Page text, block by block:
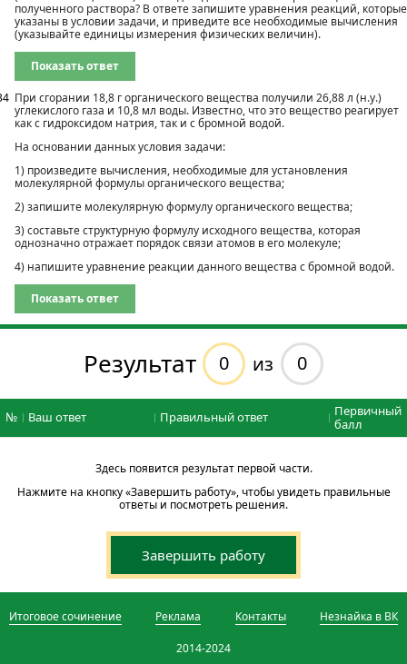
полученного раствора? В ответе запишите уравнения реакций, которые
указаны в условии задачи, и приведите все необходимые вычисления
(указывайте единицы измерения физических величин).
Показать ответ
При сгорании 18,8 г органического вещества получили 26,88 л (н.у.)
углекислого газа и 10,8 мл воды. Известно, что это вещество реагирует
как с гидроксидом натрия, так и с бромной водой.
На основании данных условия задачи:
1) произведите вычисления, необходимые для установления
молекулярной формулы органического вещества;
2) запишите молекулярную формулу органического вещества;
3) составьте структурную формулу исходного вещества, которая
однозначно отражает порядок связи атомов в его молекуле;
4) напишите уравнение реакции данного вещества с бромной водой.
Показать ответ
Результат 0 из 0
№ Ваш ответ Правильный ответ
Первичный
балл
Здесь появится результат первой части.
Нажмите на кнопку «Завершить работу», чтобы увидеть правильные
ответы и посмотреть решения.
Завершить работу
Итоговое сочинение Реклама Контакты Незнайка в ВК
2014-2024